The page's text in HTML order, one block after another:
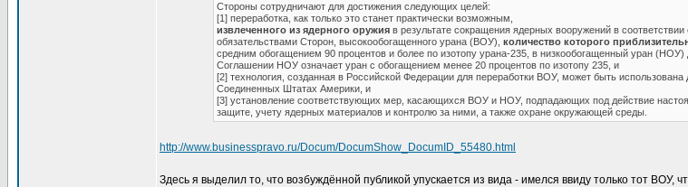
Стороны сотрудничают для достижения следующих целей:
[1] переработка, как только это станет практически возможным,
извлеченного из ядерного оружияв результате сокращения ядерных вооружений в
обязательствами Сторон, высокообогащенного урана (ВОУ), количество которого
средним обогащением 90 процентов и более по изотопу урана-235, в низкообогащенный уран
Соглашении НОУ означает уран с обогащением менее 20 процентов по изотопу 235, и
[2] технология, созданная в Российской Федерации для переработки ВОУ, может быть
Соединенных Штатах Америки, и
[3] установление соответствующих мер, касающихся ВОУ и НОУ, подпадающих под действие
защите, учету ядерных материалов и контролю за ними, а также охране окружающей среды.
http://www.businesspravo.ru/Docum/DocumShow_DocumID_55480.html
Здесь я выделил то, что возбуждённой публикой упускается из вида - имелся ввиду только тот ВОУ,